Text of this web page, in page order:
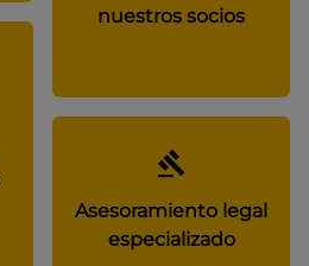
nuestros socios
Asesoramiento legal
especializado